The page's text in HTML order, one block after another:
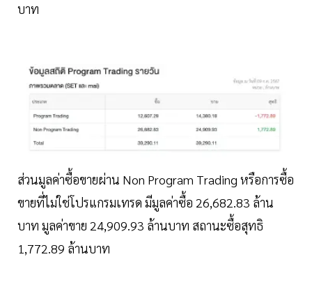
บาท
ส่วนมูลค่าซื้อขายผ่าน Non Program Trading หรือการซื้อ
ขายที่ไม่ใช่โปรแกรมเทรด มีมูลค่าซื้อ 26,682.83 ล้าน
บาท มูลค่าขาย 24,909.93 ล้านบาท สถานะซื้อสุทธิ
1,772.89 ล้านบาท